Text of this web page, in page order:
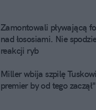
Zamontowali pływającą
nad łososiami. Nie
reakcji ryb
Miller wbija szpilę
premier by od tego zaczął"